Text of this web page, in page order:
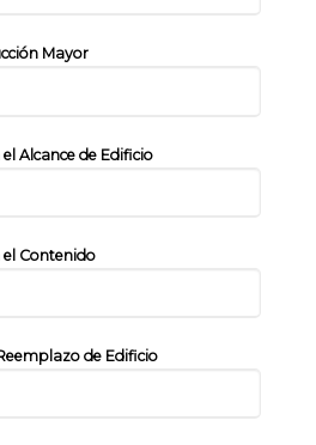
Mayor
Alcance de Edificio
Contenido
de Edificio